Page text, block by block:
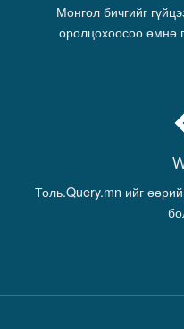
Монгол бичгийг
оролцохоосоо өмнө
Толь.Query.mn ийг